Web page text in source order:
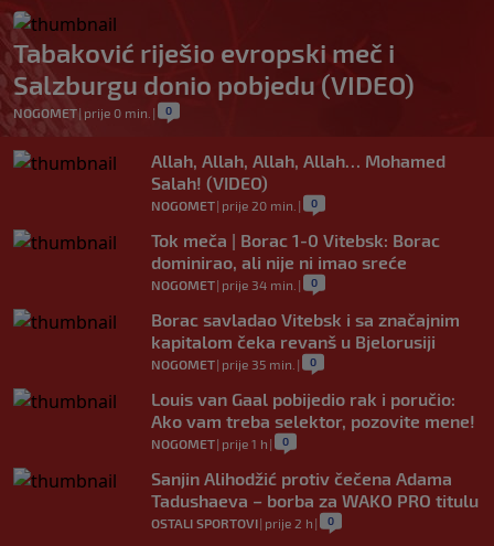
Tabaković riješio evropski meč i
Salzburgu donio pobjedu (VIDEO)
NOGOMET| prije 0 min. | 0
Allah, Allah, Allah, Allah… Mohamed
Salah! (VIDEO)
NOGOMET| prije 20 min. | 0
Tok meča | Borac 1-0 Vitebsk: Borac
dominirao, ali nije ni imao sreće
NOGOMET| prije 34 min. | 0
Borac savladao Vitebsk i sa značajnim
kapitalom čeka revanš u Bjelorusiji
NOGOMET| prije 35 min. | 0
Louis van Gaal pobijedio rak i poručio:
Ako vam treba selektor, pozovite mene!
NOGOMET| prije 1 h | 0
Sanjin Alihodžić protiv čečena Adama
Tadushaeva – borba za WAKO PRO titulu
OSTALI SPORTOVI| prije 2 h | 0